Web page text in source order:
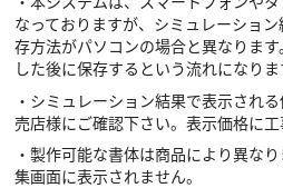
なっておりますが、シミュレーショ
存方法がパソコンの場合と異なりま
した後に保存するという流れになりま
・シミュレーション結果で表示され
売店様にご確認下さい。表示価格に工
・製作可能な書体は商品により異な
集画面に表示されません。